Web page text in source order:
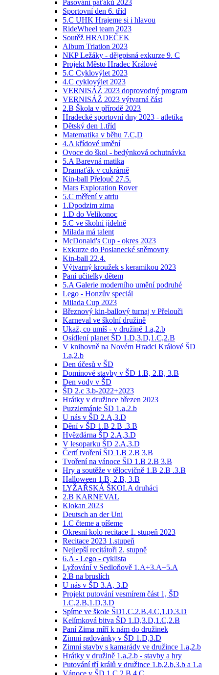
Pasování páťáků 2023
Sportovní den 6. tříd
5.C UHK Hrajeme si i hlavou
RideWheel team 2023
Soutěž HRADEČEK
Album Triatlon 2023
NKP Ležáky - dějepisná exkurze 9. C
Projekt Město Hradec Králové
5.C Cyklovýlet 2023
4.C cyklovýlet 2023
VERNISÁŽ 2023 doprovodný program
VERNISÁŽ 2023 výtvarná část
2.B Škola v přírodě 2023
Hradecké sportovní dny 2023 - atletika
Dětský den 1.tříd
Matematika v běhu 7.C,D
4.A křídové umění
Ovoce do škol - bedýnková ochutnávka
5.A Barevná matika
Dramaťák v cukrárně
Kin-ball Přelouč 27.5.
Mars Exploration Rover
5.C měření v atriu
1.Dpodzim zima
1.D do Velikonoc
5.C ve školní jídelně
Milada má talent
McDonald's Cup - okres 2023
Exkurze do Poslanecké sněmovny
Kin-ball 22.4.
Výtvarný kroužek s keramikou 2023
Paní učitelky dětem
5.A Galerie moderního umění podruhé
Lego - Honzův speciál
Milada Cup 2023
Březnový kin-ballový turnaj v Přelouči
Karneval ve školní družině
Ukaž, co umíš - v družině 1.a,2.b
Osídlení planet ŠD 1.D,3.D,1.C,2.B
V knihovně na Novém Hradci Králové ŠD
1.a,2.b
Den účesů v ŠD
Dominové stavby v ŠD 1.B, 2.B, 3.B
Den vody v ŠD
ŠD 2.c 3.b-2022+2023
Hrátky v družince březen 2023
Puzzlemánie ŠD 1.a,2.b
U nás v ŠD 2.A,3.D
Dění v ŠD 1.B 2.B .3.B
Hvězdárna ŠD 2.A,3.D
V lesoparku ŠD 2.A,3.D
Čertí tvoření ŠD 1.B 2.B 3.B
Tvoření na vánoce ŠD 1.B 2.B 3.B
Hry a soutěže v tělocvičně 1.B 2.B .3.B
Halloween 1.B, 2.B, 3.B
LYŽAŘSKÁ ŠKOLA druháci
2.B KARNEVAL
Klokan 2023
Deutsch an der Uni
1.C čteme a píšeme
Okresní kolo recitace 1. stupeň 2023
Recitace 2023 1.stupeň
Nejlepší recitátoři 2. stupně
6.A - Lego - cyklista
Lyžování v Sedloňově 1.A+3.A+5.A
2.B na bruslích
U nás v ŠD 3.A, 3.D
Projekt putování vesmírem část 1, ŠD
1.C,2.B,1.D,3.D
Spíme ve škole ŠD1.C,2.B,4.C,1.D,3.D
Kelímková bitva ŠD 1.D,3.D,1.C,2.B
Paní Zima míří k nám do družinek
Zimní radovánky v ŠD 1.D,3.D
Zimní stavby s kamarády ve družince 1.a,2.b
Hrátky v družině 1.a,2.b - stavby a hry
Putování tří králů v družince 1.b,2.b,3.b a 1.a
Vánoce v ŠD 1.C,2.B,4.C